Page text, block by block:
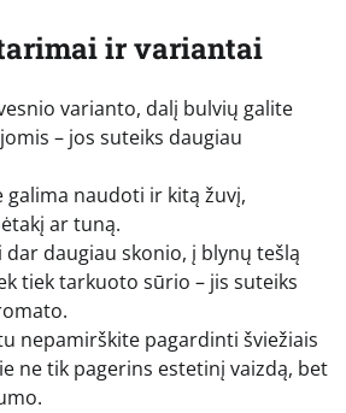
ir variantai
varianto, dalį bulvių galite
– jos suteiks daugiau
galima naudoti ir kitą žuvį,
ar tuną.
daugiau skonio, į blynų tešlą
tiek tarkuoto sūrio – jis suteiks
nepamirškite pagardinti šviežiais
ne tik pagerins estetinį vaizdą, bet